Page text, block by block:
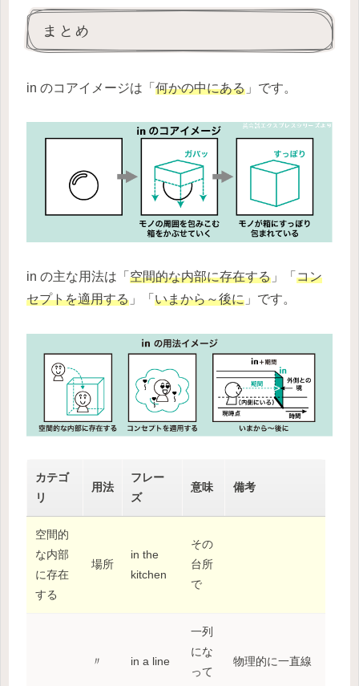
まとめ
in のコアイメージは「 何かの中にある 」です。
in の主な用法は「 空間的な内部に存在する 」「 コン
セプトを適用する 」「 いまから～後に 」です。
カテゴ
リ
用法
フレー
ズ
意味 備考
空間的
な内部
に存在
する
場所
in the
kitchen
その
台所
で
〃 in a line
一列
にな
って
物理的に一直線